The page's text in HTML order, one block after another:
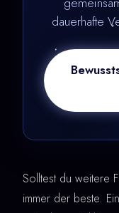
dauerhafte
Solltest du weitere
immer der beste.